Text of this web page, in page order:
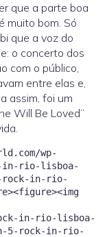
que a parte boa
muito bom. Só
que a voz do
o concerto dos
com o público,
entre elas e,
assim, foi um
Will Be Loved”
wp-
in-rio-lisboa-
rock-in-rio-
in-rio-lisboa-
5-rock-in-rio-